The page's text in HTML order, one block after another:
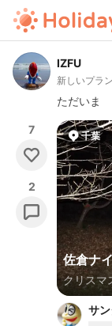
IZFU
新しいプラ
ただいま
7
2
千葉
佐倉ナ
クリスマ
ションの
千葉県佐
サン